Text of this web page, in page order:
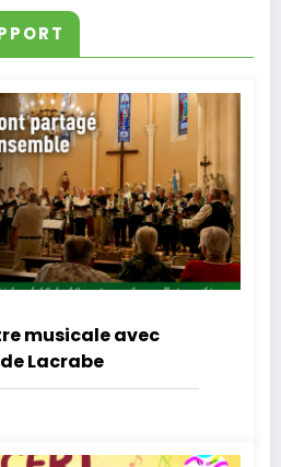
musicale avec
Lacrabe